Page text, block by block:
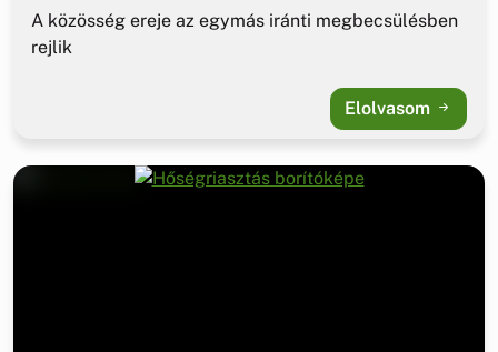
A közösség ereje az egymás iránti megbecsülésben
rejlik
Elolvasom